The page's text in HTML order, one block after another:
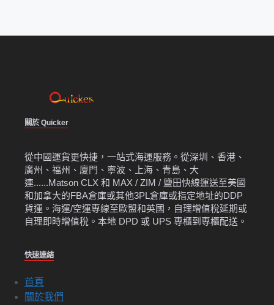
關於 Quicker
從中國運貨更快捷，一站式海運服務。從深圳、香港、
廣州、福州、廈門、寧波、上海、青島、大
連......Matson CLX 和 MAX / ZIM / 鹽田快線運送至美國
和加拿大的FBA倉庫或其他3PL倉庫或指定地址的DDP
貨運。海運/空運專線至歐盟和英國，自理增值稅延期或
自理即時增值稅。本地 DPD 或 UPS 專櫃到專櫃配送。
快速連結
首頁
關於我們